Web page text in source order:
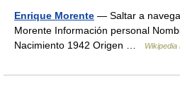
Enrique Morente — Saltar a
Morente Información personal
Nacimiento 1942 Origen …
Wikipedia